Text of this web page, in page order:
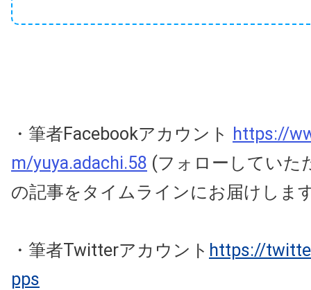
・筆者Facebookアカウント https://
m/yuya.adachi.58 (フォローしていた
の記事をタイムラインにお届けしま
・筆者Twitterアカウント https://
pps